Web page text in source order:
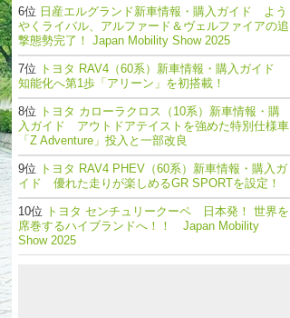
日産エルグランド新車情報・購入ガイド よう
やくライバル、アルファード＆ヴェルファイアの追
撃態勢完了！ Japan Mobility Show 2025
トヨタ RAV4（60系）新車情報・購入ガイド
知能化へ第1歩「アリーン」を初搭載！
トヨタ カローラクロス（10系）新車情報・購
入ガイド アウトドアテイストを強めた特別仕様車
「Z Adventure」投入と一部改良
トヨタ RAV4 PHEV（60系）新車情報・購入ガ
イド 優れた走りが楽しめるGR SPORTを設定！
トヨタ センチュリークーペ 日本発！ 世界を
席巻するハイブランドへ！！ Japan Mobility
Show 2025